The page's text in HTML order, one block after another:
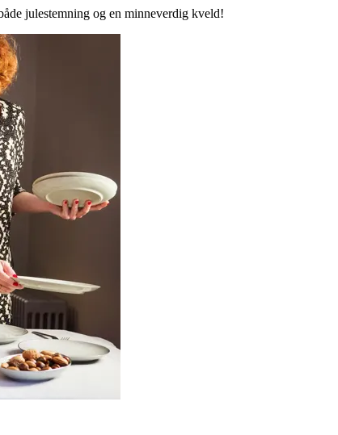
julestemning og en minneverdig kveld!